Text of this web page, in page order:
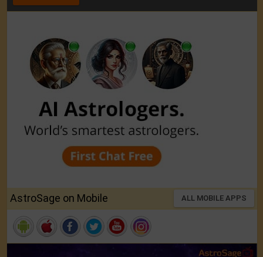
AstroSage on Mobile ALL MOBILE APPS